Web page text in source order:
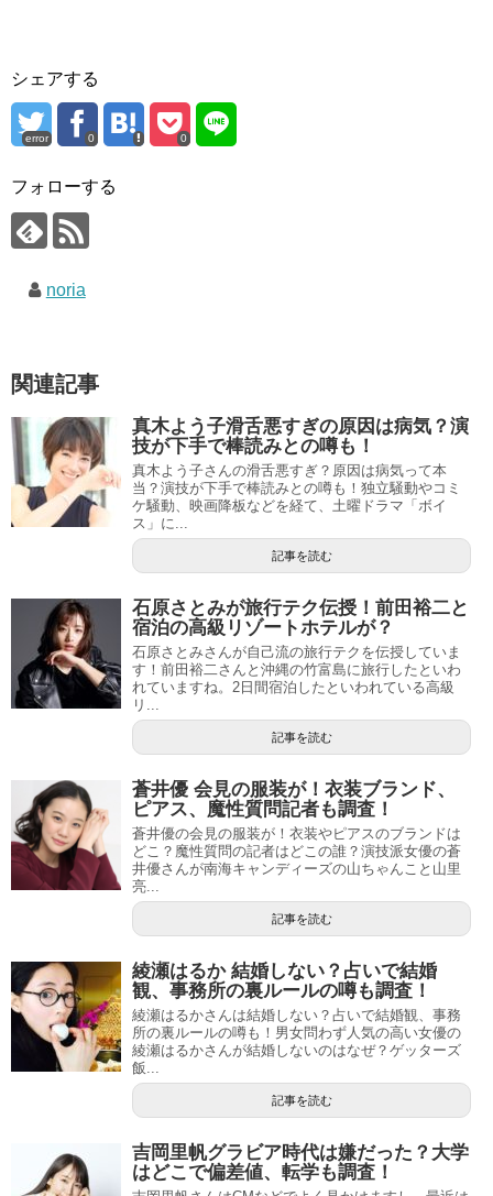
シェアする
error 0 0
フォローする
noria
関連記事
真木よう子滑舌悪すぎの原因は病気？演
技が下手で棒読みとの噂も！
真木よう子さんの滑舌悪すぎ？原因は病気って本
当？演技が下手で棒読みとの噂も！独立騒動やコミ
ケ騒動、映画降板などを経て、土曜ドラマ「ボイ
ス」に...
記事を読む
石原さとみが旅行テク伝授！前田裕二と
宿泊の高級リゾートホテルが？
石原さとみさんが自己流の旅行テクを伝授していま
す！前田裕二さんと沖縄の竹富島に旅行したといわ
れていますね。2日間宿泊したといわれている高級
リ...
記事を読む
蒼井優 会見の服装が！衣装ブランド、
ピアス、魔性質問記者も調査！
蒼井優の会見の服装が！衣装やピアスのブランドは
どこ？魔性質問の記者はどこの誰？演技派女優の蒼
井優さんが南海キャンディーズの山ちゃんこと山里
亮...
記事を読む
綾瀬はるか 結婚しない？占いで結婚
観、事務所の裏ルールの噂も調査！
綾瀬はるかさんは結婚しない？占いで結婚観、事務
所の裏ルールの噂も！男女問わず人気の高い女優の
綾瀬はるかさんが結婚しないのはなぜ？ゲッターズ
飯...
記事を読む
吉岡里帆グラビア時代は嫌だった？大学
はどこで偏差値、転学も調査！